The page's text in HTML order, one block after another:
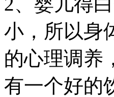
小，所以身
的心理调养
有一个好的